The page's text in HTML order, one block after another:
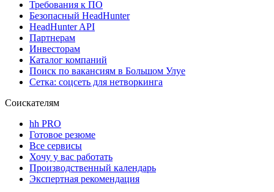
Требования к ПО
Безопасный HeadHunter
HeadHunter API
Партнерам
Инвесторам
Каталог компаний
Поиск по вакансиям в Большом Улуе
Сетка: соцсеть для нетворкинга
Соискателям
hh PRO
Готовое резюме
Все сервисы
Хочу у вас работать
Производственный календарь
Экспертная рекомендация